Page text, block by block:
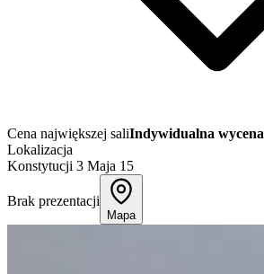
Cena największej saliIndywidualna wycena
Lokalizacja
Konstytucji 3 Maja 15
Brak prezentacji
Mapa